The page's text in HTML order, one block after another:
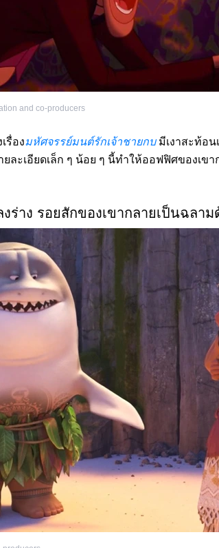
and co-producers
รื่องมหัศจรรย์มนต์รักเจ้าชายกบมีเงาสะท้อน
ละเอียดเล็ก ๆ น้อย ๆ นี้ทำให้ออฟฟิศของเข
ร่าง รอยสักของเขากลายเป็นฉลาม